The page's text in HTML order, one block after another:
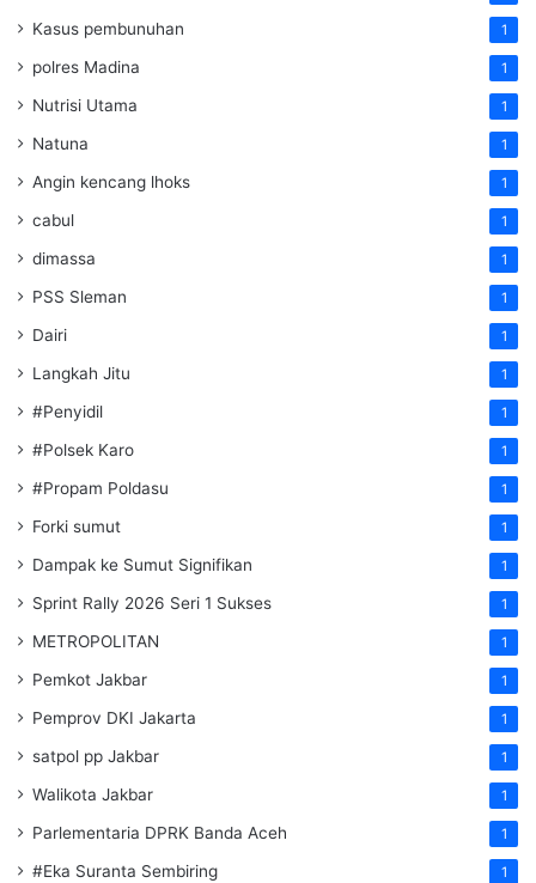
Kasus pembunuhan 1
polres Madina 1
Nutrisi Utama 1
Natuna 1
Angin kencang lhoks 1
cabul 1
dimassa 1
PSS Sleman 1
Dairi 1
Langkah Jitu 1
#Penyidil 1
#Polsek Karo 1
#Propam Poldasu 1
Forki sumut 1
Dampak ke Sumut Signifikan 1
Sprint Rally 2026 Seri 1 Sukses 1
METROPOLITAN 1
Pemkot Jakbar 1
Pemprov DKI Jakarta 1
satpol pp Jakbar 1
Walikota Jakbar 1
Parlementaria DPRK Banda Aceh 1
#Eka Suranta Sembiring 1